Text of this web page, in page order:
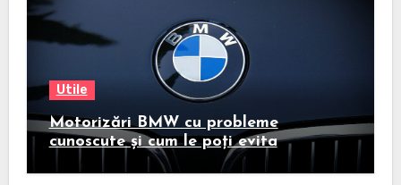
Utile
Motorizări BMW cu probleme
cunoscute și cum le poți evita